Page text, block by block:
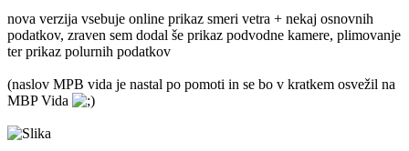
nova verzija vsebuje online prikaz smeri vetra + nekaj osnovnih
podatkov, zraven sem dodal še prikaz podvodne kamere, plimovanje
ter prikaz polurnih podatkov
(naslov MPB vida je nastal po pomoti in se bo v kratkem osvežil na
MBP Vida